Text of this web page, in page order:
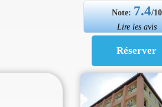
Note: 7.4/10
Lire les avis